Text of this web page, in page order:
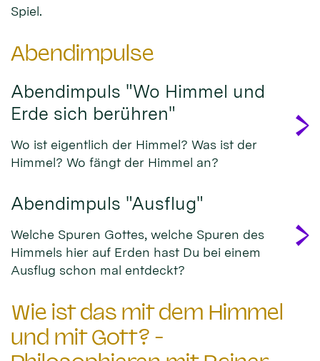
Spiel.
Abendimpulse
Abendimpuls "Wo Himmel und
Erde sich berühren"
Wo ist eigentlich der Himmel? Was ist der
Himmel? Wo fängt der Himmel an?
Abendimpuls "Ausflug"
Welche Spuren Gottes, welche Spuren des
Himmels hier auf Erden hast Du bei einem
Ausflug schon mal entdeckt?
Wie ist das mit dem Himmel
und mit Gott? -